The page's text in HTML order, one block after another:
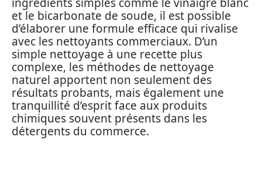
et le bicarbonate de soude, il est possible
d’élaborer une formule efficace qui rivalise
avec les nettoyants commerciaux. D’un
simple nettoyage à une recette plus
complexe, les méthodes de nettoyage
naturel apportent non seulement des
résultats probants, mais également une
tranquillité d’esprit face aux produits
chimiques souvent présents dans les
détergents du commerce.